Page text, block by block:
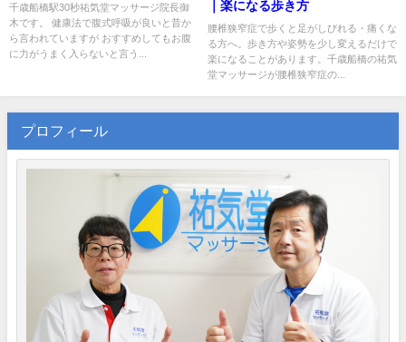
千歳船橋駅30秒祐気堂マッサージ院長御
木です。 健康法で腹式呼吸が良いと昔か
ら言われていますが おすすめしてもお腹
に力がうまく入らないと言う...
｜楽になる歩き方
腰椎狭窄症で歩くと足がしびれる・痛くな
る方へ。歩き方や姿勢を少し変えるだけで
楽になることがあります。千歳船橋の祐気
堂マッサージが腰椎狭窄症の...
プロフィール